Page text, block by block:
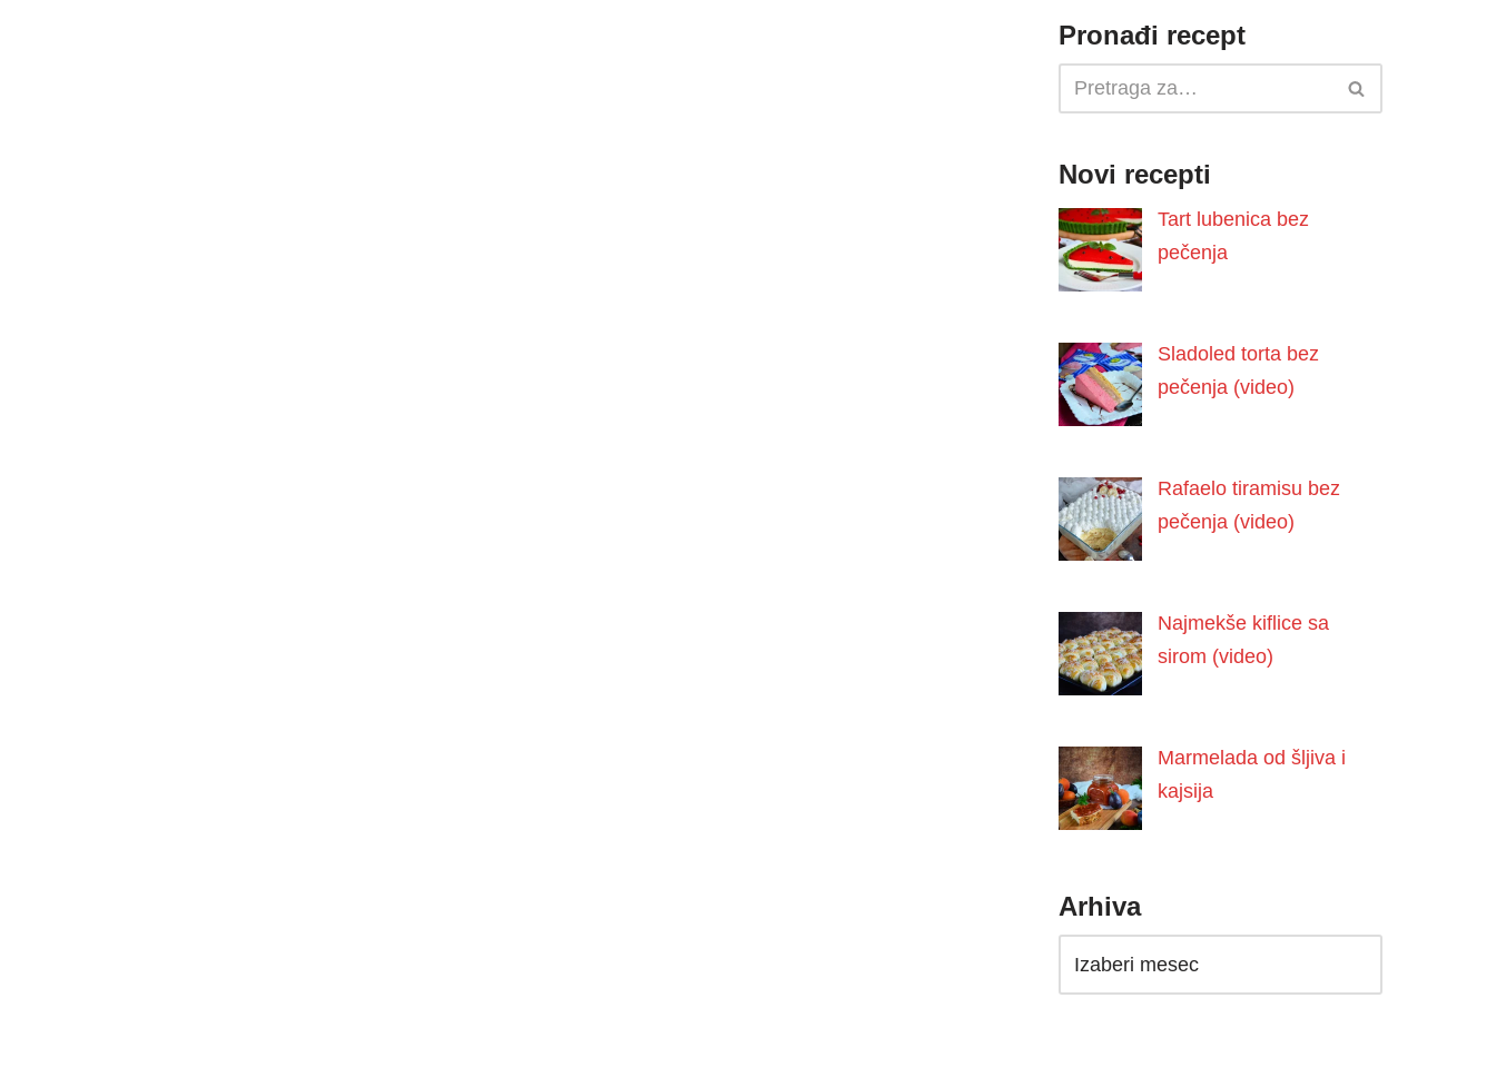
Pronađi recept
Novi recepti
Tart lubenica bez
pečenja
Sladoled torta bez
pečenja (video)
Rafaelo tiramisu bez
pečenja (video)
Najmekše kiflice sa
sirom (video)
Marmelada od šljiva i
kajsija
Arhiva